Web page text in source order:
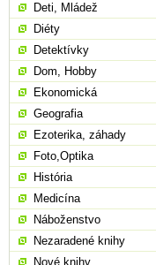
Deti, Mládež
Diéty
Detektívky
Dom, Hobby
Ekonomická
Geografia
Ezoterika, záhady
Foto,Optika
História
Medicína
Náboženstvo
Nezaradené knihy
Nové knihy